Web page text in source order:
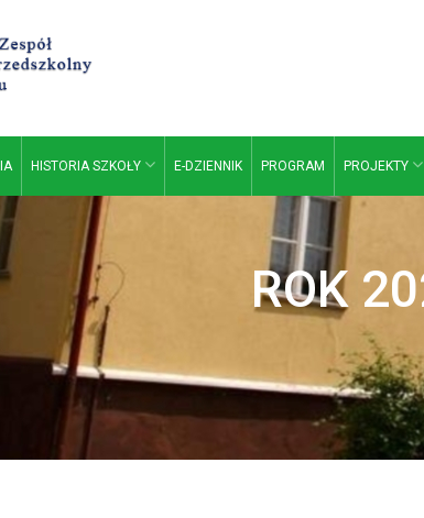
HISTORIA SZKOŁY E-DZIENNIK PROGRAM PROJEKTY
ROK